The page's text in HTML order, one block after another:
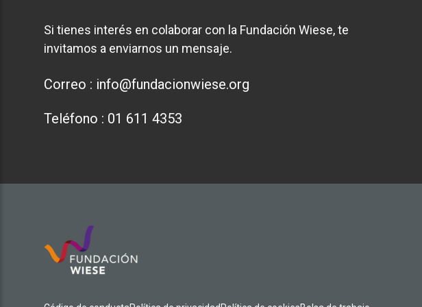
Si tienes interés en colaborar con la Fundación Wiese, te
invitamos a enviarnos un mensaje.
Correo : info@fundacionwiese.org
Teléfono : 01 611 4353